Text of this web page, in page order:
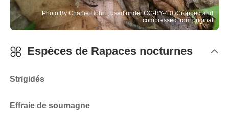
PhotoBy Charlie Hohn , used underCC-BY-4.0/Cropped and
compressed from original
Espèces de Rapaces nocturnes
Strigidés
Effraie de soumagne